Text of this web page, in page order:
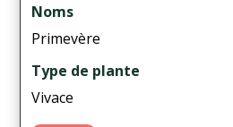
Noms
Primevère
Type de plante
Vivace